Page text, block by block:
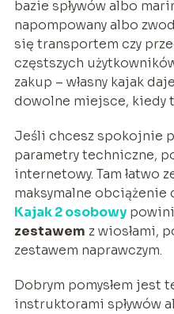
bazie spływów albo
napompowany albo
się transportem czy
częstszych
zakup – własny kajak
dowolne miejsce, kiedy
Jeśli chcesz spokojnie
parametry techniczne,
internetowy. Tam łatwo
maksymalne obciążenie
Kajak 2 osobowy
zestawem z wiosłami,
zestawem naprawczym.
Dobrym pomysłem jest
instruktorami spływów